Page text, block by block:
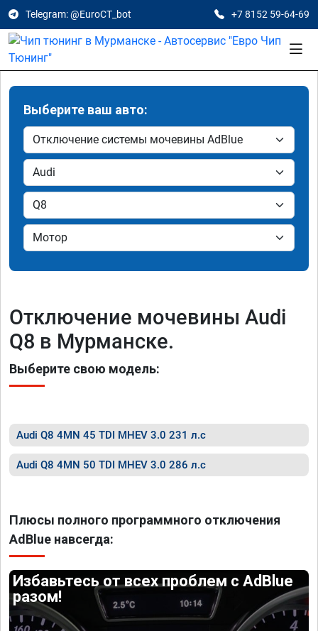
Telegram: @EuroCT_bot +7 8152 59-64-69
Выберите ваш авто:
Отключение мочевины Audi
Q8 в Мурманске.
Выберите свою модель:
Audi Q8 4MN 45 TDI MHEV 3.0 231 л.с
Audi Q8 4MN 50 TDI MHEV 3.0 286 л.с
Плюсы полного программного отключения
AdBlue навсегда:
Избавьтесь от всех проблем с AdBlue
разом!